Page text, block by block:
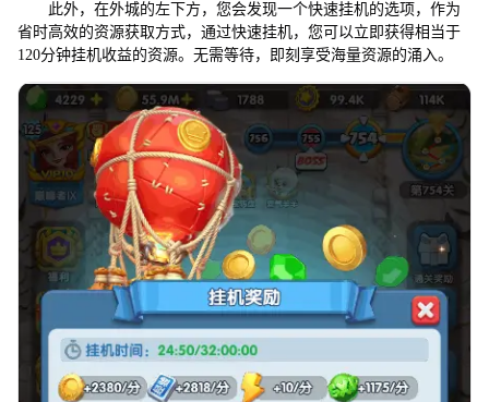
此外，在外城的左下方，您会发现一个快速挂机的选项，作为
省时高效的资源获取方式，通过快速挂机，您可以立即获得相当于
120分钟挂机收益的资源。无需等待，即刻享受海量资源的涌入。